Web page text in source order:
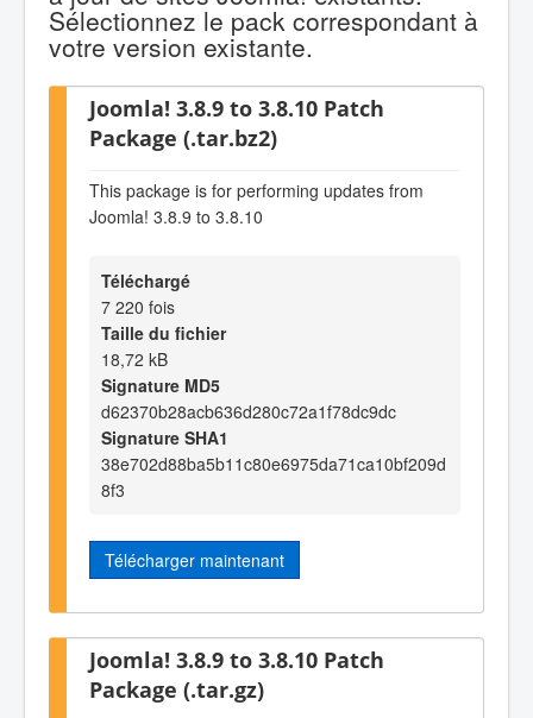
Sélectionnez le pack correspondant à
votre version existante.
Joomla! 3.8.9 to 3.8.10 Patch
Package (.tar.bz2)
This package is for performing updates from
Joomla! 3.8.9 to 3.8.10
Téléchargé
7 220 fois
Taille du fichier
18,72 kB
Signature MD5
d62370b28acb636d280c72a1f78dc9dc
Signature SHA1
38e702d88ba5b11c80e6975da71ca10bf209d
8f3
Télécharger maintenant
Joomla! 3.8.9 to 3.8.10 Patch
Package (.tar.gz)